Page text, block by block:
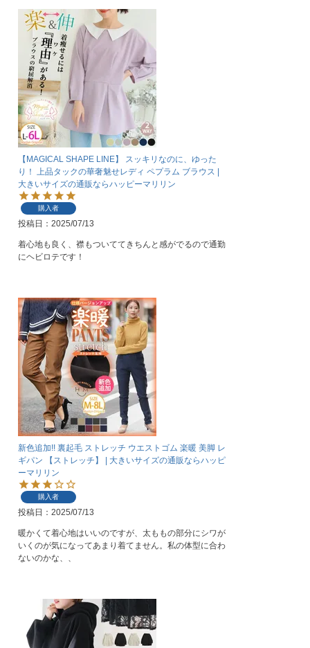
【MAGICAL SHAPE LINE】 スッキリなのに、ゆった
り！ 上品タックの華奢魅せレディ ペプラム ブラウス |
大きいサイズの通販ならハッピーマリリン
購入者
投稿日 2025/07/13
着心地も良く、襟もついててきちんと感がでるので通勤
にヘビロテです！
新色追加!! 裏起毛 ストレッチ ウエストゴム 楽暖 美脚 レ
ギパン 【ストレッチ】 | 大きいサイズの通販ならハッピ
ーマリリン
購入者
投稿日 2025/07/13
暖かくて着心地はいいのですが、太ももの部分にシワが
いくのが気になってあまり着てません。私の体型に合わ
ないのかな、、